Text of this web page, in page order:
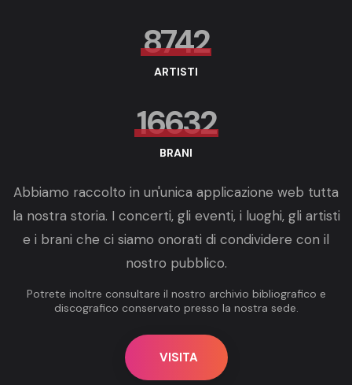
8742
ARTISTI
16632
BRANI
Abbiamo raccolto in un'unica applicazione web tutta
la nostra storia. I concerti, gli eventi, i luoghi, gli artisti
e i brani che ci siamo onorati di condividere con il
nostro pubblico.
Potrete inoltre consultare il nostro archivio bibliografico e
discografico conservato presso la nostra sede.
VISITA